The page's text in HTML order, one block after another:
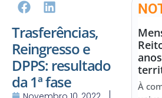
Trasferências,
Reingresso e
DPPS: resultado
da 1ª fase
À